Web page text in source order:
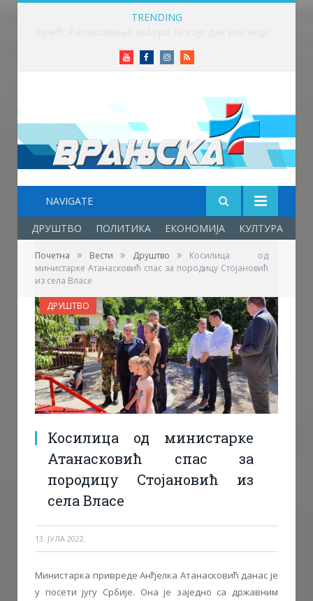
TRENDING
YoutubeFacebookInstagram
RSS
NAVIGATE
ДРУШТВО ПОЛИТИКА ЕКОНОМИЈА КУЛТУРА
Почетна » Вести » Друштво »
Косилица од
министарке Атанасковић спас за породицу Стојановић
из села Власе
Косилица од министарке
Атанасковић спас за
породицу Стојановић из
села Власе
13. ЈУЛА 2022.
ДРУШТВО
Министарка привреде Анђелка Атанасковић данас је
у посети југу Србије. Она је заједно са државним